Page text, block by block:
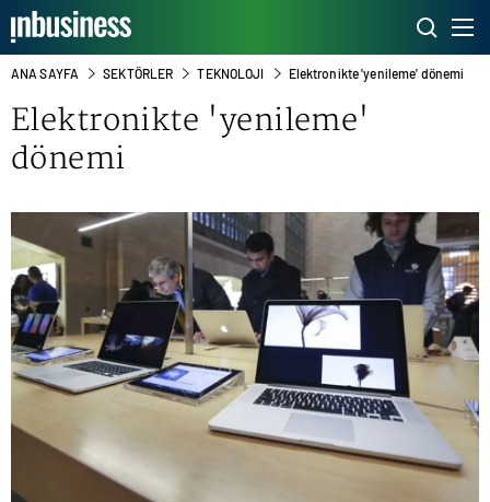
ANA SAYFA SEKTÖRLER TEKNOLOJI Elektronikte 'yenileme' dönemi
Elektronikte 'yenileme'
dönemi